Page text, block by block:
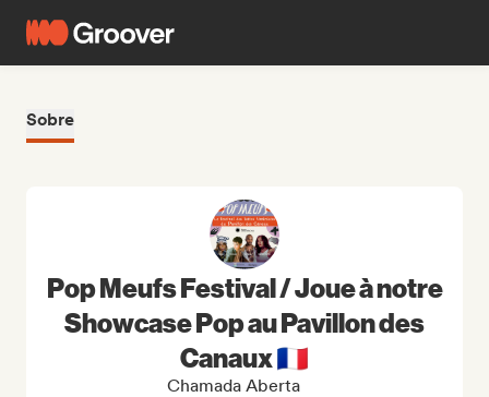
Sobre
Pop Meufs Festival / Joue à notre
Showcase Pop au Pavillon des
Canaux 🇫🇷
Chamada Aberta